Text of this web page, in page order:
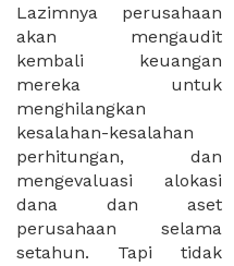
Lazimnya perusahaan
akan mengaudit
kembali keuangan
mereka untuk
menghilangkan
kesalahan-kesalahan
perhitungan, dan
mengevaluasi alokasi
dana dan aset
perusahaan selama
setahun. Tapi tidak
keperluan audit
tersebut, kami dapat
membantu menyiapkan
ruangan khusus agar
tim audit anda dapat
leluasa dan fokus
menyelesaikan laporan
sesuai deadline. Jadi
pastikan bisnis anda
tetap sukses dengan
menyewa tempat audit